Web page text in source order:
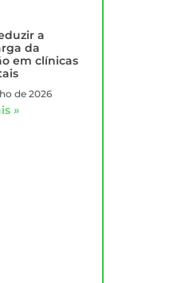
a
da
em clínicas
de 2026
»